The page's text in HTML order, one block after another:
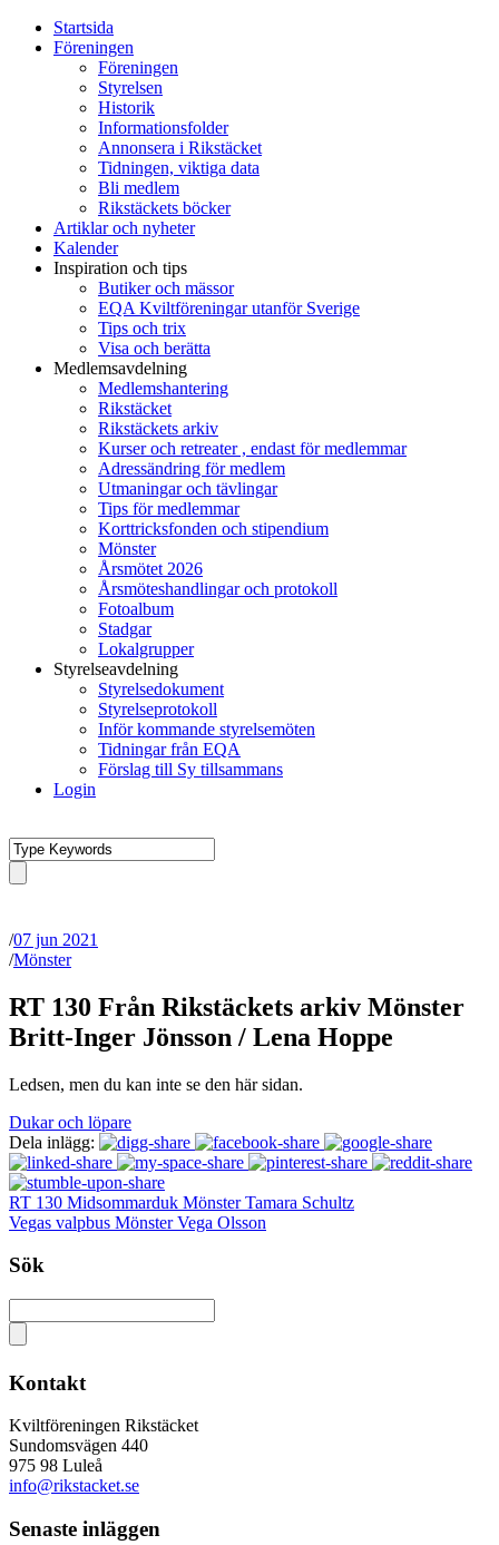
Startsida
Föreningen
Föreningen
Styrelsen
Historik
Informationsfolder
Annonsera i Rikstäcket
Tidningen, viktiga data
Bli medlem
Rikstäckets böcker
Artiklar och nyheter
Kalender
Inspiration och tips
Butiker och mässor
EQA Kviltföreningar utanför Sverige
Tips och trix
Visa och berätta
Medlemsavdelning
Medlemshantering
Rikstäcket
Rikstäckets arkiv
Kurser och retreater , endast för medlemmar
Adressändring för medlem
Utmaningar och tävlingar
Tips för medlemmar
Korttricksfonden och stipendium
Mönster
Årsmötet 2026
Årsmöteshandlingar och protokoll
Fotoalbum
Stadgar
Lokalgrupper
Styrelseavdelning
Styrelsedokument
Styrelseprotokoll
Inför kommande styrelsemöten
Tidningar från EQA
Förslag till Sy tillsammans
Login
/07 jun 2021
/Mönster
RT 130 Från Rikstäckets arkiv Mönster
Britt-Inger Jönsson / Lena Hoppe
Ledsen, men du kan inte se den här sidan.
Dukar och löpare
Dela inlägg:
RT 130 Midsommarduk Mönster Tamara Schultz
Vegas valpbus Mönster Vega Olsson
Sök
Kontakt
Kviltföreningen Rikstäcket
Sundomsvägen 440
975 98 Luleå
info@rikstacket.se
Senaste inläggen